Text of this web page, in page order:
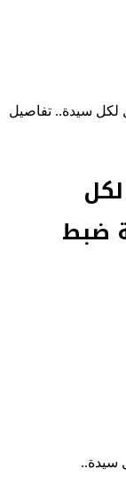
معدل 2.4 طفل لكل سيدة.. تفاصيل
طفل لكل
ضبط